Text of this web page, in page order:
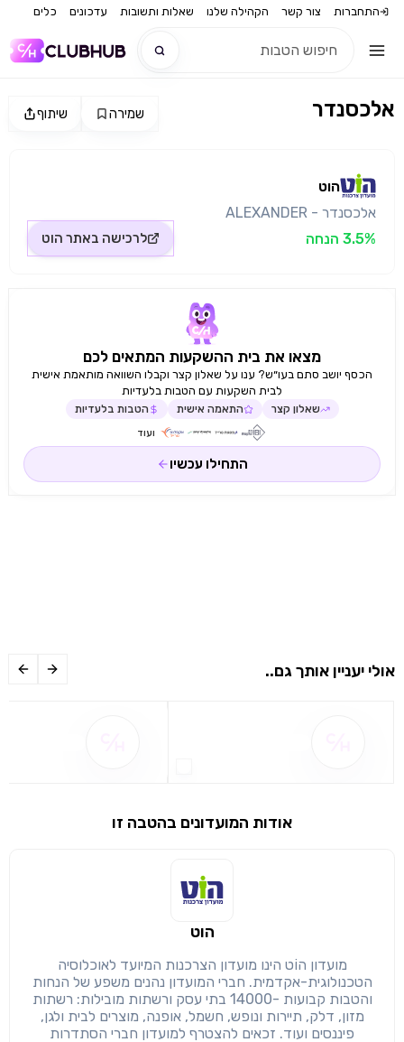
התחברות צור קשר הקהילה שלנו שאלות ותשובות עדכונים כלים
שיתוף
שימו לב!
מימוש הטבה זו ניתן רק לחברי
הבנתי, המשך לאתר
שיתוף שמירה אלכסנדר
הוט
אלכסנדר - ALEXANDER
3.5% הנחה
לרכישה באתר הוט
מצאו את בית ההשקעות המתאים לכם
הכסף יושב סתם בעו״ש? ענו על שאלון קצר וקבלו השוואה מותאמת אישית
לבית השקעות עם הטבות בלעדיות
שאלון קצר התאמה אישית הטבות בלעדיות
ועוד
התחילו עכשיו
אולי יעניין אותך גם..
אודות המועדונים בהטבה זו
הוט
מועדון הוֹט הינו מועדון הצרכנות המיועד לאוכלוסיה
הטכנולוגית-אקדמית. חברי המועדון נהנים משפע של הנחות
והטבות קבועות -14000 בתי עסק ורשתות מובילות: רשתות
מזון, דלק, תיירות ונופש, חשמל, אופנה, מוצרים לבית ולגן,
פיננסים ועוד. זכאים להצטרף למועדון חברי הסתדרות